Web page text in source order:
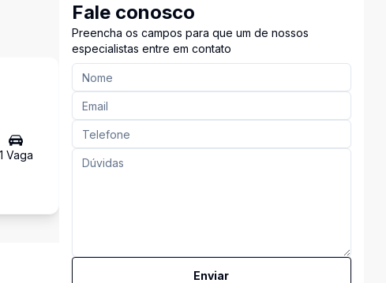
1 Vaga
Fale conosco
Preencha os campos para que um de nossos
especialistas entre em contato
Enviar